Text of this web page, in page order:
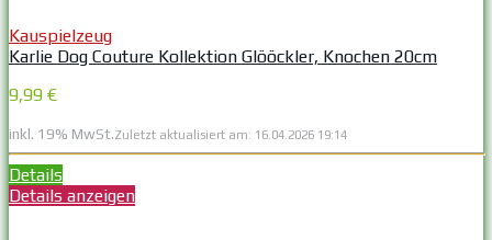
Kauspielzeug
Karlie Dog Couture Kollektion Glööckler, Knochen 20cm
9,99 €
inkl. 19% MwSt.Zuletzt aktualisiert am: 16.04.2026 19:14
Details
Details anzeigen